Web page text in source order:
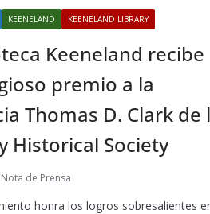
KEENELAND KEENELAND LIBRARY
Keeneland recibe
premio a la
Thomas D. Clark de
Historical Society
Nota de Prensa
honra los logros sobresalientes